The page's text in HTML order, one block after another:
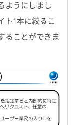
ようにしまし
ト1本に絞るこ
ることができま